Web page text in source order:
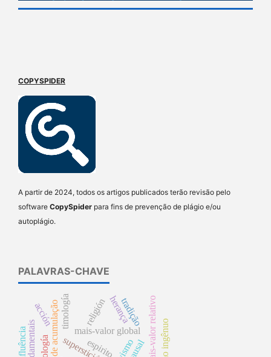
COPYSPIDER
A partir de 2024, todos os artigos publicados terão revisão pelo
software CopySpider para fins de prevenção de plágio e/ou
autoplágio.
PALAVRAS-CHAVE
superstición
mais-valor global mais-valor relativo
religión
espirito
influência
herança
tradição
timología
acción